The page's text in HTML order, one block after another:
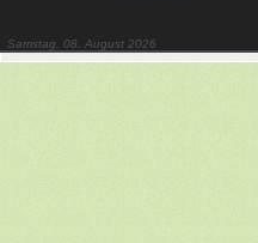
Samstag, 08. August 2026